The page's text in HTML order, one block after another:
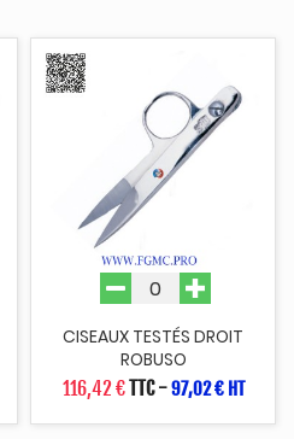
CISEAUX TESTÉS DROIT
ROBUSO
116,42 €TTC-97,02 € HT